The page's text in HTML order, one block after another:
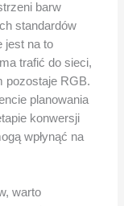
barw
standardów
jest na to
trafić do sieci,
pozostaje RGB.
planowania
konwersji
wpłynąć na
warto